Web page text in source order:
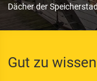
Dächer der
Gut zu wissen